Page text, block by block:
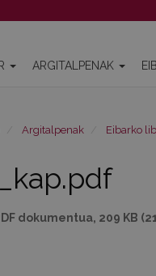
ARGITALPENAK
Argitalpenak Eibarko
dokumentua, 209 KB